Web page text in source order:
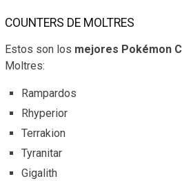
COUNTERS DE MOLTRES
Estos son los mejores Pokémon
Moltres:
Rampardos
Rhyperior
Terrakion
Tyranitar
Gigalith